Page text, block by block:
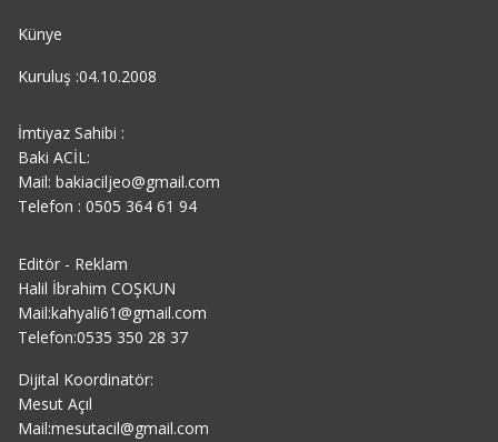
Künye
Kuruluş :04.10.2008
İmtiyaz Sahibi :
Baki ACİL:
Mail: bakiaciljeo@gmail.com
Telefon : 0505 364 61 94
Editör - Reklam
Halil İbrahim COŞKUN
Mail:kahyali61@gmail.com
Telefon:0535 350 28 37
Dijital Koordinatör:
Mesut Açıl
Mail:mesutacil@gmail.com